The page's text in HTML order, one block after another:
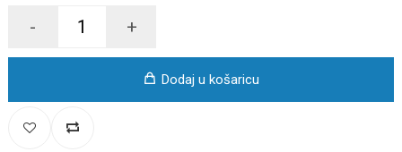
- +
Dodaj u košaricu